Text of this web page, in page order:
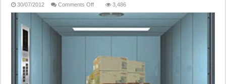
30/07/2012 Comments Offon
Máy
Hàng
3,486